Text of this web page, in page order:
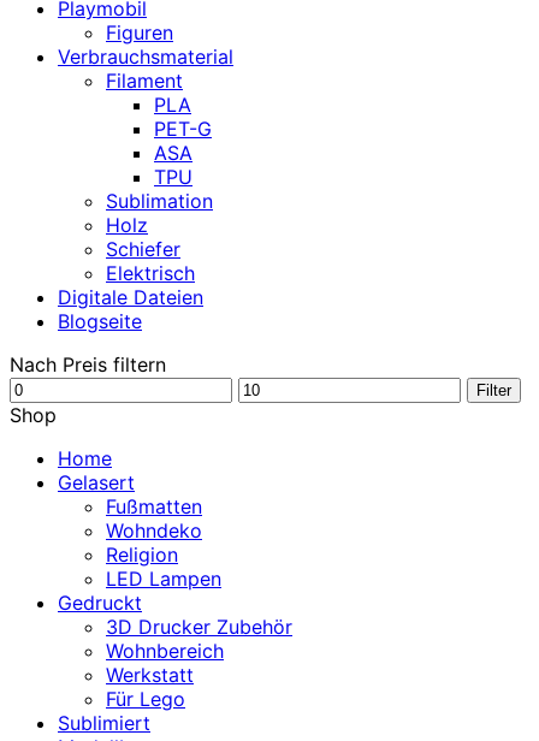
Playmobil
Figuren
Verbrauchsmaterial
Filament
PLA
PET-G
ASA
TPU
Sublimation
Holz
Schiefer
Elektrisch
Digitale Dateien
Blogseite
Nach Preis filtern
Min.
Preis
Max.
Filter
Shop
Home
Gelasert
Fußmatten
Wohndeko
Religion
LED Lampen
Gedruckt
3D Drucker Zubehör
Wohnbereich
Werkstatt
Für Lego
Sublimiert